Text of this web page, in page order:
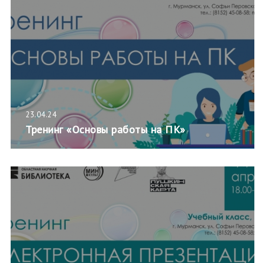
23.04.24
Тренинг «Основы работы на ПК»